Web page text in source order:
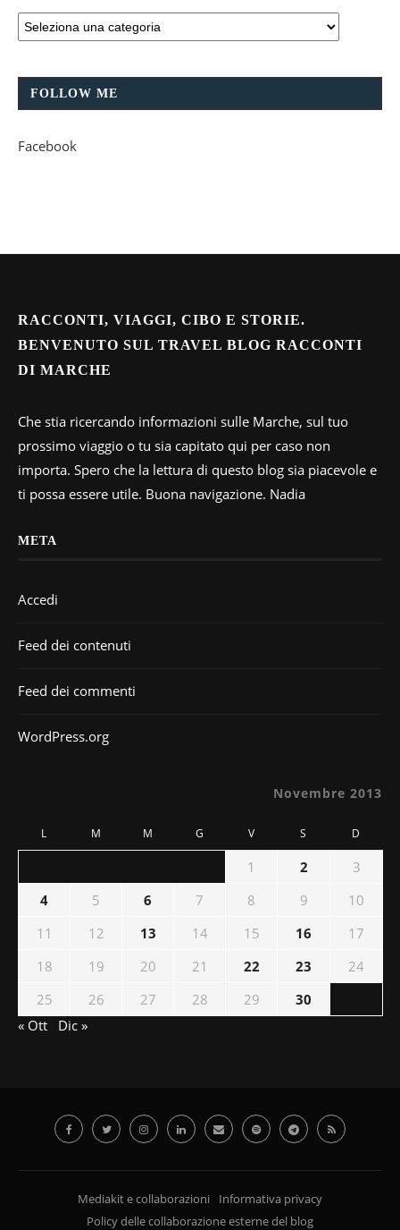
FOLLOW ME
Facebook
RACCONTI, VIAGGI, CIBO E STORIE.
BENVENUTO SUL TRAVEL BLOG RACCONTI
DI MARCHE
Che stia ricercando informazioni sulle Marche, sul tuo
prossimo viaggio o tu sia capitato qui per caso non
importa. Spero che la lettura di questo blog sia piacevole e
ti possa essere utile. Buona navigazione. Nadia
META
Accedi
Feed dei contenuti
Feed dei commenti
WordPress.org
Novembre 2013
L M M G V S D
1 2
3
4
5 6 7 8 9
10
11
12 13 14 15 16
17
18
19 20 21 22 23
24
25
26 27 28 29
30
« Ott
Dic »
Mediakit e collaborazioni
Informativa privacy
Policy delle collaborazione esterne del blog